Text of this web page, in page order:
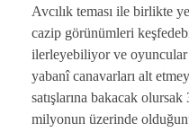
Avcılık teması ile birlikte
cazip görünümleri
ilerleyebiliyor ve
yabanî canavarları alt
satışlarına bakacak
milyonun üzerinde